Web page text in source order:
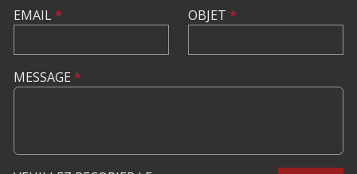
EMAIL* OBJET *
MESSAGE *